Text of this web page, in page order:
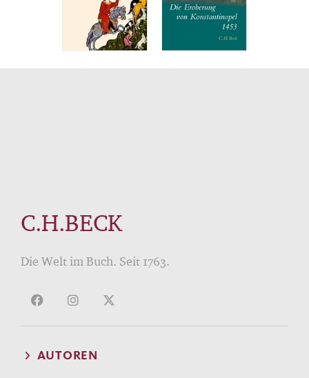
C.H.BECK
Die Welt im Buch. Seit 1763.
AUTOREN